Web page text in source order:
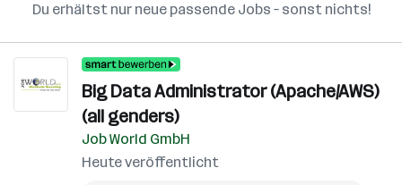
Du erhältst nur neue passende Jobs – sonst nichts!
Big Data Administrator (Apache/AWS)
(all genders)
Job World GmbH
Heute veröffentlicht